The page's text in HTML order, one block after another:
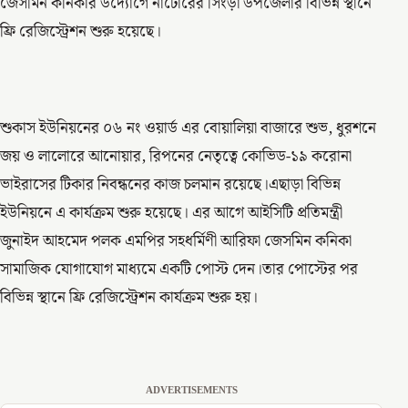
ফ্রি রেজিস্ট্রেশন শুরু হয়েছে।
শুকাস ইউনিয়নের ০৬ নং ওয়ার্ড এর বোয়ালিয়া বাজারে শুভ, ধুরশনে
জয় ও লালোরে আনোয়ার, রিপনের নেতৃত্বে কোভিড-১৯ করোনা
ভাইরাসের টিকার নিবন্ধনের কাজ চলমান রয়েছে।এছাড়া বিভিন্ন
ইউনিয়নে এ কার্যক্রম শুরু হয়েছে। এর আগে আইসিটি প্রতিমন্ত্রী
জুনাইদ আহমেদ পলক এমপির সহধর্মিণী আরিফা জেসমিন কনিকা
সামাজিক যোগাযোগ মাধ্যমে একটি পোস্ট দেন।তার পোস্টের পর
বিভিন্ন স্থানে ফ্রি রেজিস্ট্রেশন কার্যক্রম শুরু হয়।
ADVERTISEMENTS